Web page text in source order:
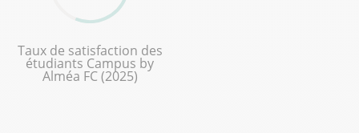
Taux de satisfaction des
étudiants Campus by
Alméa FC (2025)